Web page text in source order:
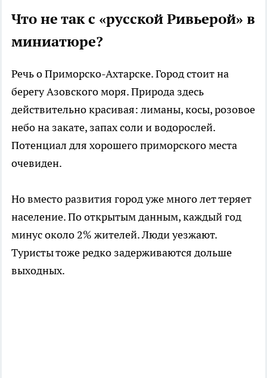
Что не так с «русской Ривьерой» в
миниатюре?
Речь о Приморско-Ахтарске. Город стоит на
берегу Азовского моря. Природа здесь
действительно красивая: лиманы, косы, розовое
небо на закате, запах соли и водорослей.
Потенциал для хорошего приморского места
очевиден.
Но вместо развития город уже много лет теряет
население. По открытым данным, каждый год
минус около 2% жителей. Люди уезжают.
Туристы тоже редко задерживаются дольше
выходных.